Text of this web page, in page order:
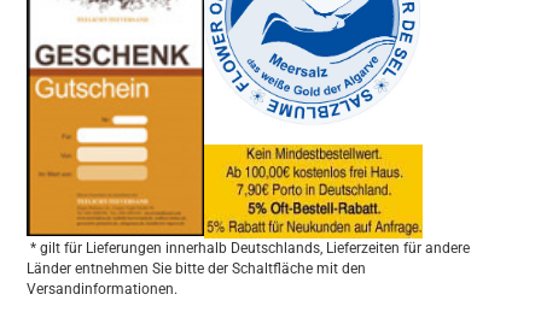
* gilt für Lieferungen innerhalb Deutschlands, Lieferzeiten für andere
Länder entnehmen Sie bitte der Schaltfläche mit den
Versandinformationen.